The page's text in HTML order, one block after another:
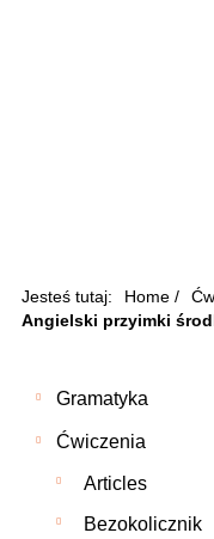
Jesteś tutaj: Home /
Angielski przyimki
Gramatyka
Ćwiczenia
Articles
Bezokolicznik